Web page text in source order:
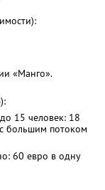
«Манго».
15 человек: 18
большим потоком
60 евро в одну